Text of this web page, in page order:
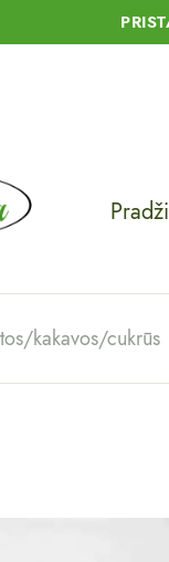
kakavos/cukrūs